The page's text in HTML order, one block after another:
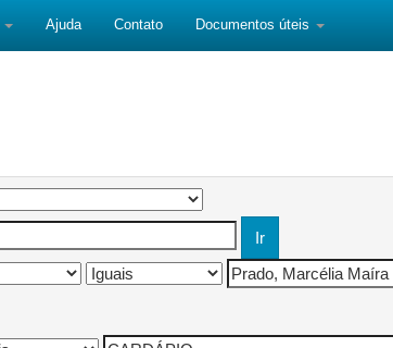
Ajuda Contato Documentos úteis